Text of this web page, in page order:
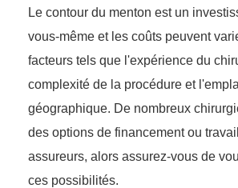
Le contour du menton est un
vous-même et les coûts peuvent
facteurs tels que l'expérience du
complexité de la procédure et
géographique. De nombreux
des options de financement ou
assureurs, alors assurez-vous de
ces possibilités.